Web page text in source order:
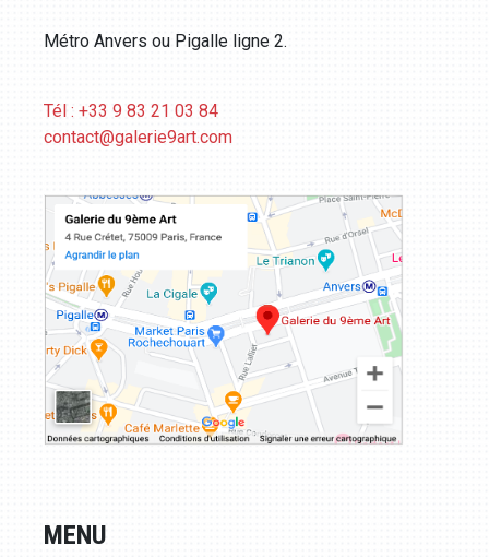
Métro Anvers ou Pigalle ligne 2.
Tél : +33 9 83 21 03 84
contact@galerie9art.com
MENU